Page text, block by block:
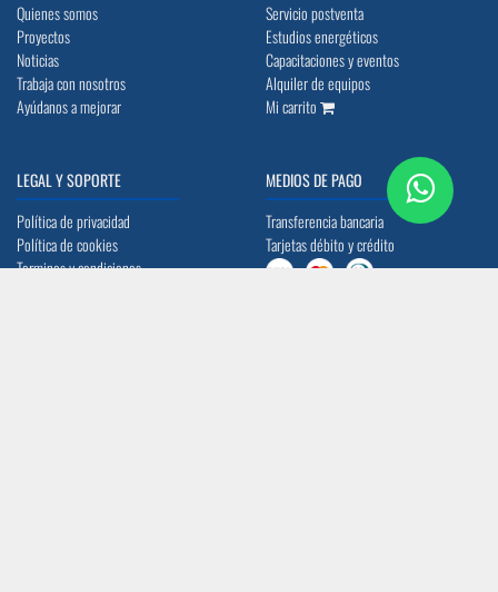
Quienes somos
Proyectos
Noticias
Trabaja con nosotros
Ayúdanos a mejorar
Servicio postventa
Estudios energéticos
Capacitaciones y eventos
Alquiler de equipos
Mi carrito
LEGAL Y SOPORTE
Política de privacidad
Política de cookies
Terminos y condiciones
MEDIOS DE PAGO
Transferencia bancaria
Tarjetas débito y crédito